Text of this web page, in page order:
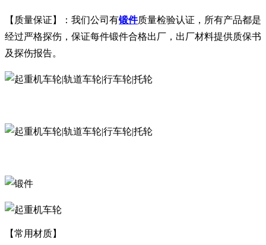
【质量保证】：我们公司有锻件质量检验认证，所有产品都是
经过严格探伤，保证每件锻件合格出厂，出厂材料提供质保书
及探伤报告。
【常用材质】